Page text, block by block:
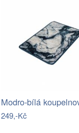
249,-Kč